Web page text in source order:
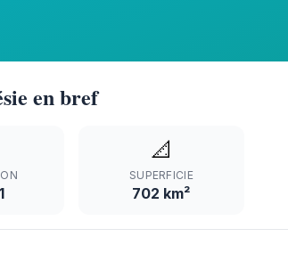
en bref
📐
SUPERFICIE
702 km²